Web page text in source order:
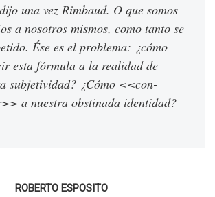
una vez Rimbaud. O que somos
a nosotros mismos, como tanto se
Ése es el problema: ¿cómo
esta fórmula a la realidad de
subjetividad? ¿Cómo <<con-
a nuestra obstinada identidad?
ROBERTO ESPOSITO